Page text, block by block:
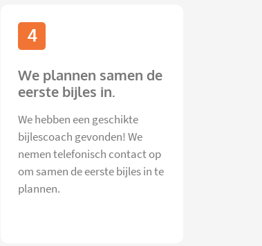
4
We plannen samen de
eerste bijles in.
We hebben een geschikte
bijlescoach gevonden! We
nemen telefonisch contact op
om samen de eerste bijles in te
plannen.